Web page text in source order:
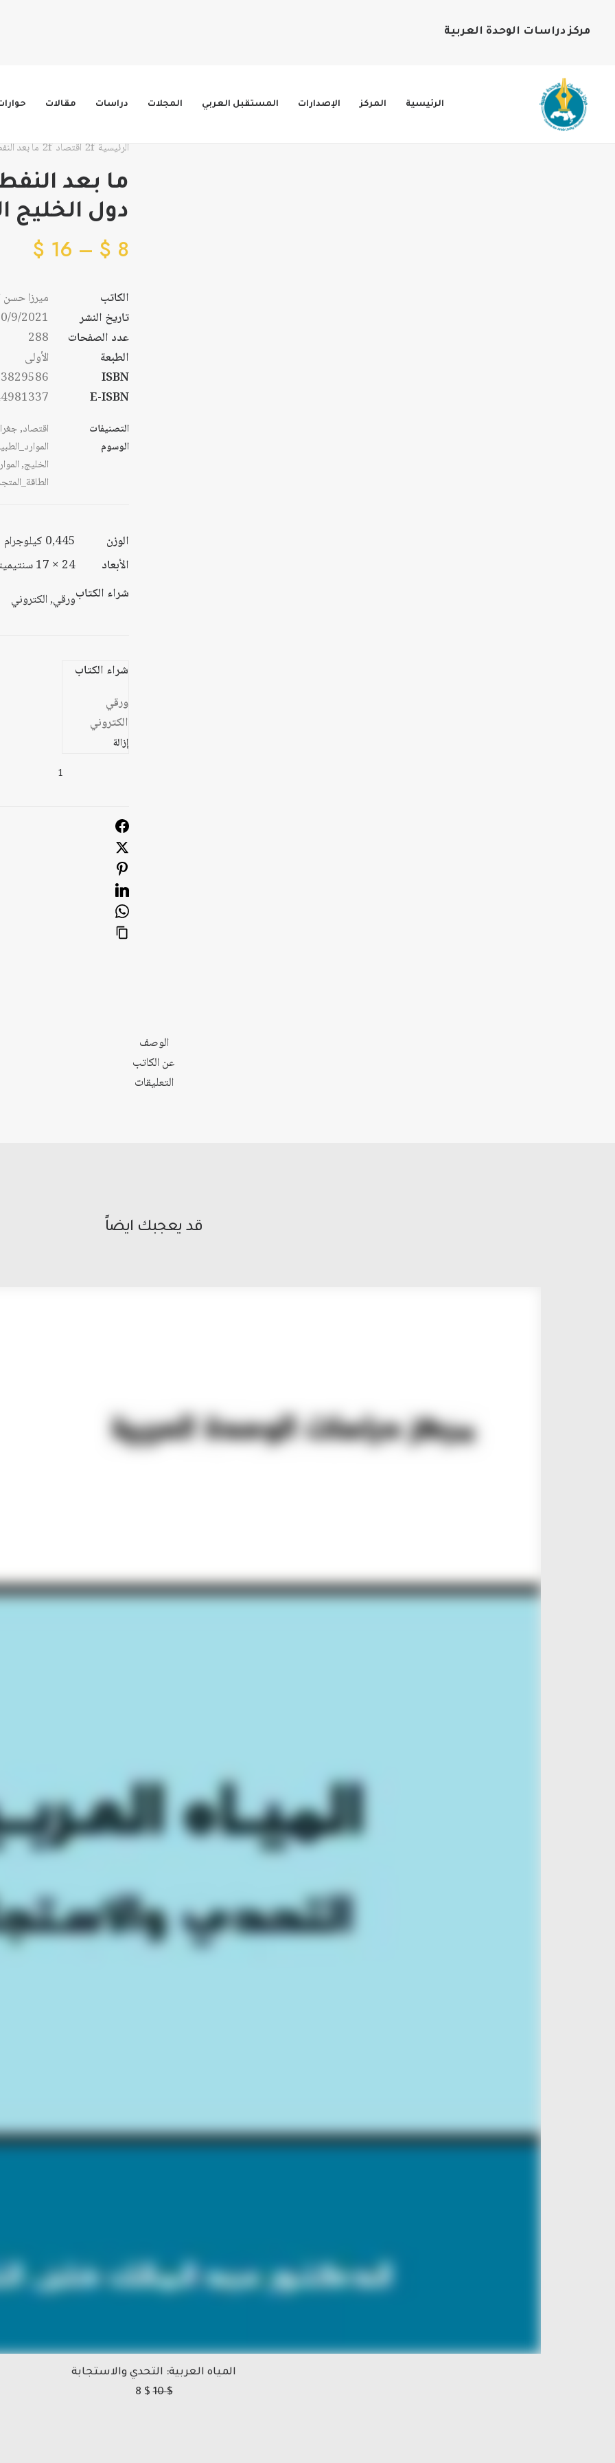
مركز دراسات الوحدة العربية
الرئيسية المركز الإصدارات المستقبل العربي المجلات دراسات مقالات
الرئيسية اقتصاد ما بعد
ما بعد
دول الخليج
8
$
–
16
$
من الكاتب
ميرزا حسن
تاريخ النشر
9/2021
عدد الصفحات
288
الطبعة
الأولى
ISBN
E-ISBN
التصنيفات اقتصاد,
الوسوم
الخليج,
الوزن
0,445 كيلوجرام
الأبعاد
24 × 17 سنتيميتر
شراء الكتابورقي, الكتروني
شراء الكتاب
ورقي
الكتروني
إزالة
النفط
:
تحديات
البقاء
في
دول
الخليج
الوصف
عن الكاتب
التعليقات
قد يعجبك ايضاً
المياه العربية: التحدي والاستجابة
10$
8 $